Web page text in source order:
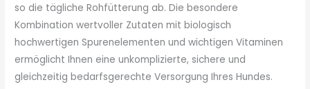
so die tägliche Rohfütterung ab. Die besondere
Kombination wertvoller Zutaten mit biologisch
hochwertigen Spurenelementen und wichtigen Vitaminen
ermöglicht Ihnen eine unkomplizierte, sichere und
gleichzeitig bedarfsgerechte Versorgung Ihres Hundes.